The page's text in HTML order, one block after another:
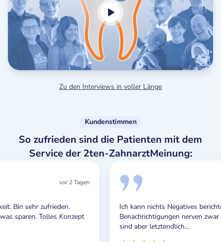
Zu den Interviews in voller Länge
Kundenstimmen
So zufrieden sind die Patienten mit dem
Service der 2ten-ZahnarztMeinung:
Ich kann nichts Negatives berichten. Die Push-
Benachrichtigungen nerven zwar manchmal ein wenig,